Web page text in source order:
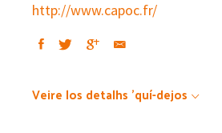
http://www.capoc.fr/
Veire los detalhs 'quí-dejos